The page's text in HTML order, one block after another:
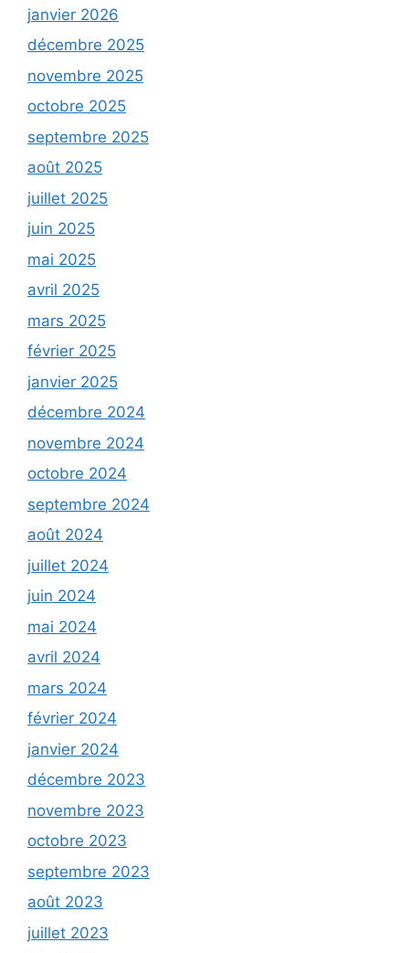
janvier 2026
décembre 2025
novembre 2025
octobre 2025
septembre 2025
août 2025
juillet 2025
juin 2025
mai 2025
avril 2025
mars 2025
février 2025
janvier 2025
décembre 2024
novembre 2024
octobre 2024
septembre 2024
août 2024
juillet 2024
juin 2024
mai 2024
avril 2024
mars 2024
février 2024
janvier 2024
décembre 2023
novembre 2023
octobre 2023
septembre 2023
août 2023
juillet 2023